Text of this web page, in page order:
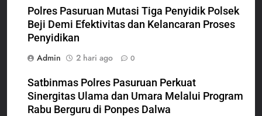
Polres Pasuruan Mutasi Tiga Penyidik Polsek
Beji Demi Efektivitas dan Kelancaran Proses
Penyidikan
Admin
2 hari ago 0
Satbinmas Polres Pasuruan Perkuat
Sinergitas Ulama dan Umara Melalui Program
Rabu Berguru di Ponpes Dalwa